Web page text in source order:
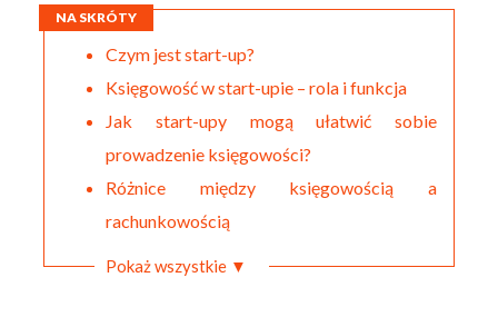
NA SKRÓTY
Czym jest start-up?
Księgowość w start-upie – rola i funkcja
Jak start-upy mogą ułatwić sobie
prowadzenie księgowości?
Różnice między księgowością a
rachunkowością
Pokaż wszystkie ▼